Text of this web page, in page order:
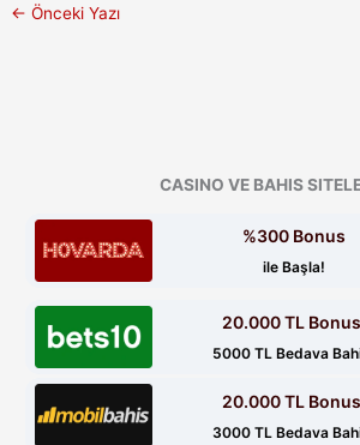
← Önceki Yazı
CASINO VE BAHIS
%300 Bonus
ile Başla!
20.000 TL Bonus
5000 TL Bedava
20.000 TL Bonus
3000 TL Bedava